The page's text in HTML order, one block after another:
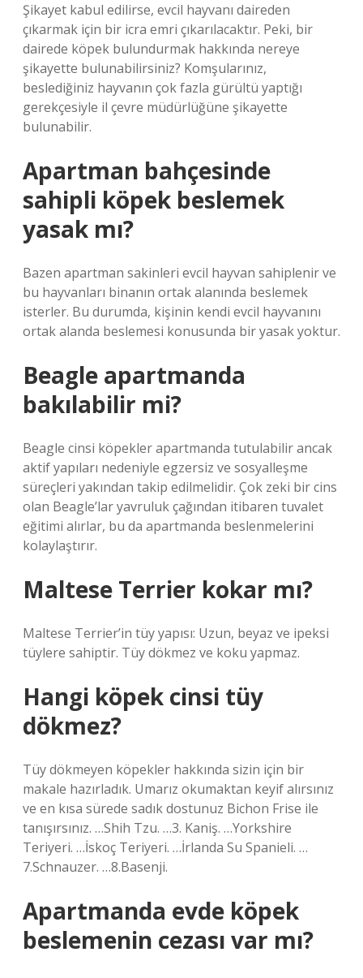
Şikayet kabul edilirse, evcil hayvanı daireden
çıkarmak için bir icra emri çıkarılacaktır. Peki, bir
dairede köpek bulundurmak hakkında nereye
şikayette bulunabilirsiniz? Komşularınız,
beslediğiniz hayvanın çok fazla gürültü yaptığı
gerekçesiyle il çevre müdürlüğüne şikayette
bulunabilir.
Apartman bahçesinde
sahipli köpek beslemek
yasak mı?
Bazen apartman sakinleri evcil hayvan sahiplenir ve
bu hayvanları binanın ortak alanında beslemek
isterler. Bu durumda, kişinin kendi evcil hayvanını
ortak alanda beslemesi konusunda bir yasak yoktur.
Beagle apartmanda
bakılabilir mi?
Beagle cinsi köpekler apartmanda tutulabilir ancak
aktif yapıları nedeniyle egzersiz ve sosyalleşme
süreçleri yakından takip edilmelidir. Çok zeki bir cins
olan Beagle’lar yavruluk çağından itibaren tuvalet
eğitimi alırlar, bu da apartmanda beslenmelerini
kolaylaştırır.
Maltese Terrier kokar mı?
Maltese Terrier’in tüy yapısı: Uzun, beyaz ve ipeksi
tüylere sahiptir. Tüy dökmez ve koku yapmaz.
Hangi köpek cinsi tüy
dökmez?
Tüy dökmeyen köpekler hakkında sizin için bir
makale hazırladık. Umarız okumaktan keyif alırsınız
ve en kısa sürede sadık dostunuz Bichon Frise ile
tanışırsınız. …Shih Tzu. …3. Kaniş. …Yorkshire
Teriyeri. …İskoç Teriyeri. …İrlanda Su Spanieli. …
7.Schnauzer. …8.Basenji.
Apartmanda evde köpek
beslemenin cezası var mı?